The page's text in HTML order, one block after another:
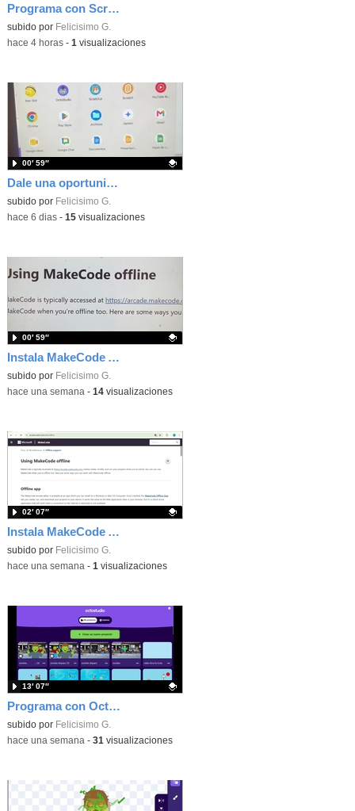
Programa con Scratch juegos con los partidos del mundial 2026 ganados por España
Contenido educativo.
subido por Felicisimo G.
-hace 4 horas- 1 visualizaciones
Dale una oportunidad a los Chromebooks y utiliza un proyector para realizar talleres si no tienes pantallas táctiles
Contenido educativo.
subido por Felicisimo G.
00′ 59″
-hace 6 dias- 15visualizaciones
Instala MakeCode Arcade para trabajar offline en tu tablet, ordenador, Chromebook
Contenido educativo.
subido por Felicisimo G.
00′ 59″
-hace una semana - 14visualizaciones
Instala MakeCode Arcade offline para programar grandes juegos sin necesidad de Internet
Contenido educativo.
subido por Felicisimo G.
02′ 07″
-hace una semana - 1 visualizaciones
Programa con OctoStudio, un juego de disparos contra Zombies con un cargador basado en el House of the dead
Contenido educativo.
subido por Felicisimo G.
13′ 07″
-hace una semana - 31 visualizaciones